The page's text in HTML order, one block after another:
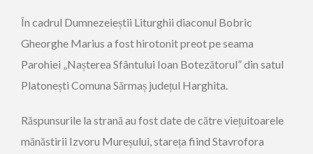
În cadrul Dumnezeieștii Liturghii diaconul Bobric
Gheorghe Marius a fost hirotonit preot pe seama
Parohiei „Nașterea Sfântului Ioan Botezătorul” din satul
Platonești Comuna Sărmaș județul Harghita.
Răspunsurile la strană au fost date de către viețuitoarele
mănăstirii Izvoru Mureșului, stareța fiind Stavrofora